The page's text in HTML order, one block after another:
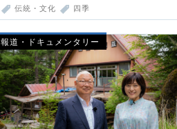
伝統・文化 四季
報道・ドキュメンタリー